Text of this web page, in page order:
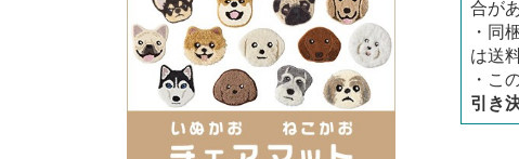
合が
・同
は送
・こ
引き